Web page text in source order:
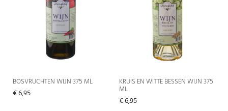
BOSVRUCHTEN WIJN 375 ML
€6,95
KRUIS EN WITTE BESSEN WIJN 375
ML
€6,95